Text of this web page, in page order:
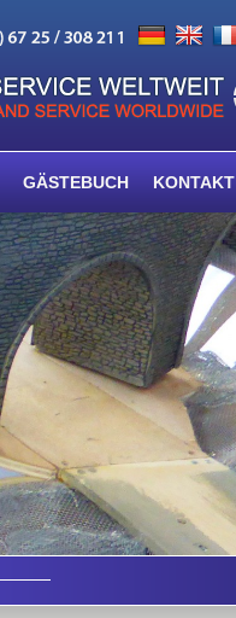
GÄSTEBUCH KONTAKT